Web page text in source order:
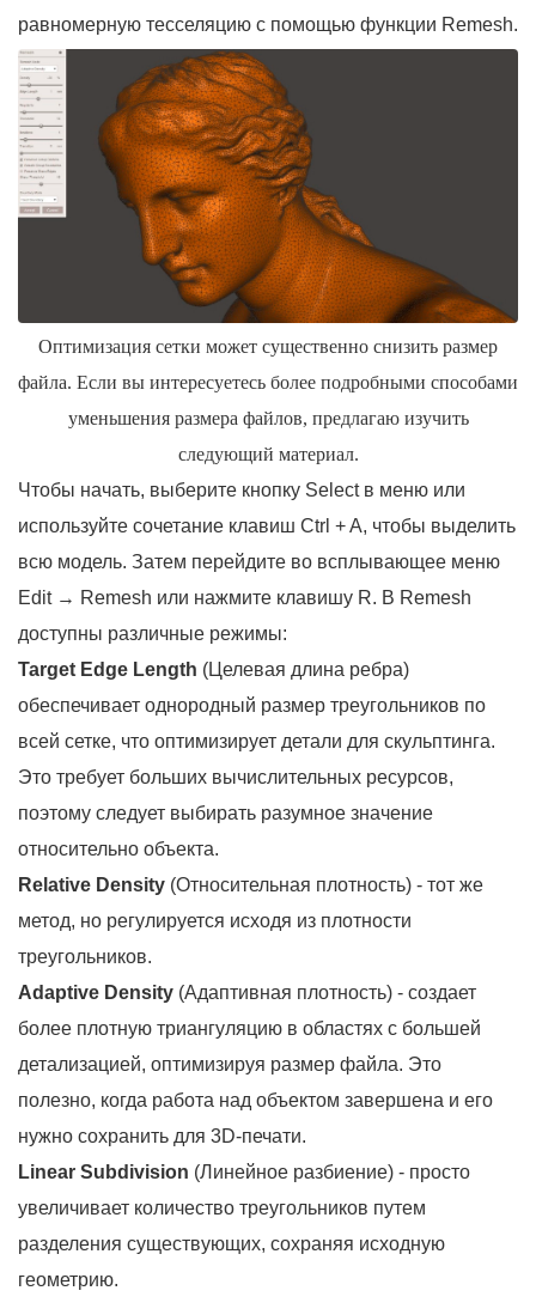
равномерную тесселяцию с помощью функции Remesh.
Оптимизация сетки может существенно снизить размер
файла. Если вы интересуетесь более подробными способами
уменьшения размера файлов, предлагаю изучить
следующий материал.
Чтобы начать, выберите кнопку Select в меню или
используйте сочетание клавиш Ctrl + A, чтобы выделить
всю модель. Затем перейдите во всплывающее меню
Edit → Remesh или нажмите клавишу R. В Remesh
доступны различные режимы:
Target Edge Length (Целевая длина ребра)
обеспечивает однородный размер треугольников по
всей сетке, что оптимизирует детали для скульптинга.
Это требует больших вычислительных ресурсов,
поэтому следует выбирать разумное значение
относительно объекта.
Relative Density (Относительная плотность) - тот же
метод, но регулируется исходя из плотности
треугольников.
Adaptive Density (Адаптивная плотность) - создает
более плотную триангуляцию в областях с большей
детализацией, оптимизируя размер файла. Это
полезно, когда работа над объектом завершена и его
нужно сохранить для 3D-печати.
Linear Subdivision (Линейное разбиение) - просто
увеличивает количество треугольников путем
разделения существующих, сохраняя исходную
геометрию.